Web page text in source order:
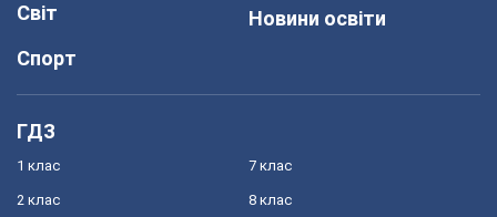
Світ
Спорт
Новини освіти
ГДЗ
1 клас
2 клас
7 клас
8 клас